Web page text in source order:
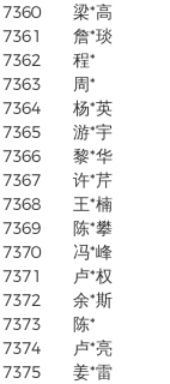
梁*高
詹*琰
程*
周*
杨*英
游*宇
黎*华
许*芹
王*楠
陈*攀
冯*峰
卢*权
余*斯
陈*
卢*亮
姜*雷